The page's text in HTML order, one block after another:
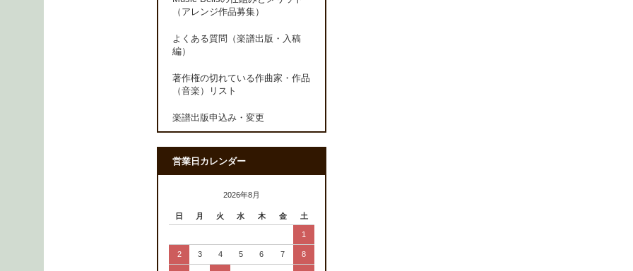
（アレンジ作品募集）
よくある質問（楽譜出版・入稿
編）
著作権の切れている作曲家・作品
（音楽）リスト
楽譜出版申込み・変更
営業日カレンダー
2026年8月
日 月 火 水 木 金 土
1
2 3 4 5 6 7 8